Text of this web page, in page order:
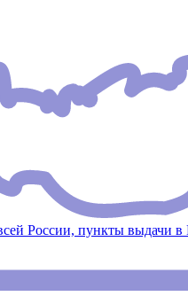
России, пункты выдачи